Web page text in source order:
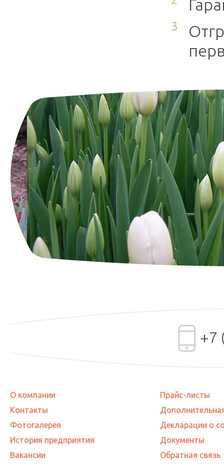
+7
О компании
Контакты
Фотогалерея
История предприятия
Вакансии
Прайс-листы
Декларации о
Документы
Обратная связь